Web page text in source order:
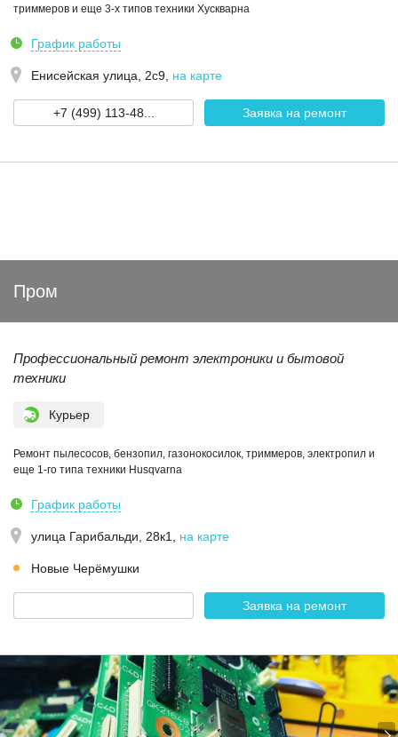
триммеров и еще 3-х типов техники Хускварна
График работы
Енисейская улица, 2с9 на карте
+7 (499) 113-48... Заявка на ремонт
Пром
Профессиональный ремонт электроники и бытовой
техники
Курьер
Ремонт пылесосов, бензопил, газонокосилок, триммеров, электропил и
еще 1-го типа техники Husqvarna
График работы
улица Гарибальди, 28к1 на карте
Новые Черёмушки
Заявка на ремонт